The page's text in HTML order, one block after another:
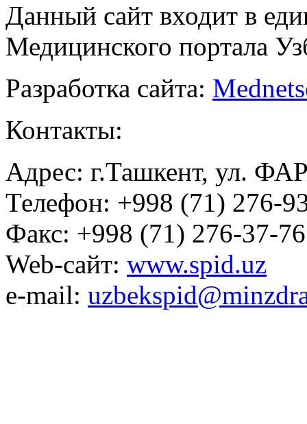
Данный сайт входит в
Медицинского портала
Разработка сайта:
Контакты:
Адрес: г.Ташкент, ул.
Телефон: +998 (71) 276-
Факс: +998 (71) 276-37-76
Web-сайт: www.spid.uz
e-mail: